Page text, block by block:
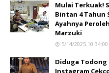
Mulai Terkuak!
Bintan 4 Tahun
Ayahnya
Marzuki
5/14/2025
Diduga Todong
Instagram